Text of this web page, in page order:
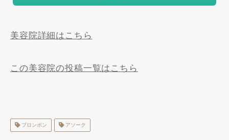
美容院詳細はこちら
この美容院の投稿一覧はこちら
プロンポン アソーク